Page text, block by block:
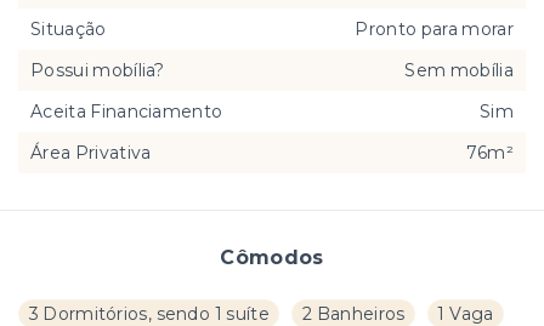
Cômodos
3 Dormitórios, sendo 1 suíte 2 Banheiros
1 Vaga
Situação
Pronto para morar
Possui mobília?
Sem mobília
Aceita Financiamento
Sim
Área Privativa
76m²